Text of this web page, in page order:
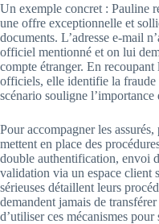
Un exemple concret : Pauline
une offre exceptionnelle et
documents. L’adresse e-mail
officiel mentionné et on lui
compte étranger. En
officiels, elle identifie la fraude
scénario souligne
Pour accompagner les
mettent en place des
double authentification, envoi
validation via un espace client
sérieuses détaillent leurs
demandent jamais de
d’utiliser ces mécanismes pour